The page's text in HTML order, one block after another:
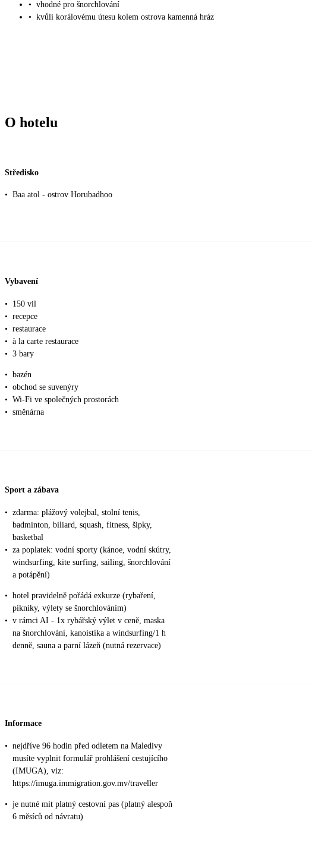
• vhodné pro šnorchlování
• kvůli korálovému útesu kolem ostrova kamenná hráz
O hotelu
Středisko
• Baa atol - ostrov Horubadhoo
Vybavení
•
150 vil
• recepce
• restaurace
• à la carte restaurace
• 3 bary
• bazén
• obchod se suvenýry
• Wi-Fi ve společných prostorách
• směnárna
Sport a zábava
• zdarma: plážový volejbal, stolní tenis,
badminton, biliard, squash, fitness, šipky,
basketbal
• za poplatek: vodní sporty (kánoe, vodní skútry,
windsurfing, kite surfing, sailing, šnorchlování
a potápění)
• hotel pravidelně pořádá exkurze (rybaření,
pikniky, výlety se šnorchlováním)
• v rámci AI - 1x rybářský výlet v ceně, maska
na šnorchlování, kanoistika a windsurfing/1 h
denně, sauna a parní lázeň (nutná rezervace)
Informace
• nejdříve 96 hodin před odletem na Maledivy
musíte vyplnit formulář prohlášení cestujícího
(IMUGA), viz:
https://imuga.immigration.gov.mv/traveller
• je nutné mít platný cestovní pas (platný alespoň
6 měsíců od návratu)